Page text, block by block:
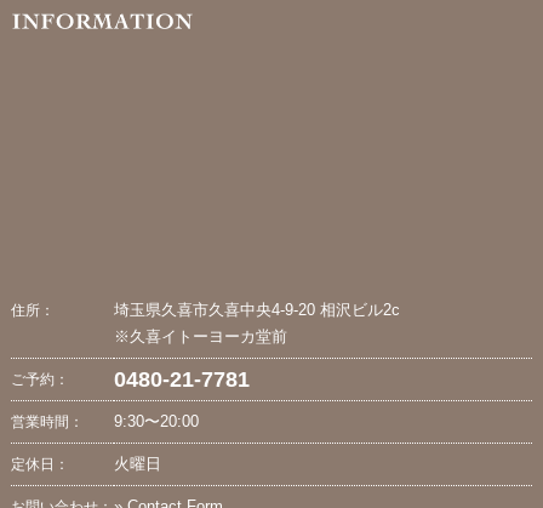
住所：
埼玉県久喜市久喜中央4-9-20 相沢ビル2c
※久喜イトーヨーカ堂前
ご予約： 0480-21-7781
営業時間： 9:30〜20:00
定休日： 火曜日